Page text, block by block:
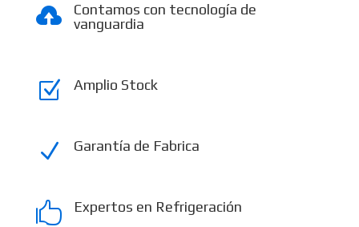

Contamos con tecnología de
vanguardia
Z Amplio Stock
N Garantía de Fabrica
 Expertos en Refrigeración